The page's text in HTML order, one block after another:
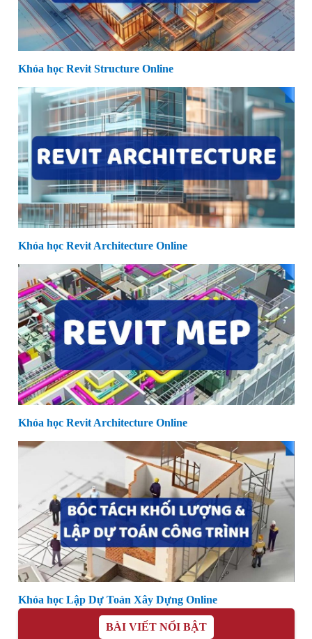
Khóa học Revit Structure Online
Khóa học Revit Architecture Online
Khóa học Revit Architecture Online
Khóa học Lập Dự Toán Xây Dựng Online
BÀI VIẾT NỔI BẬT